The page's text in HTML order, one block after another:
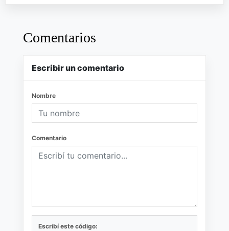
Comentarios
Escribir un comentario
Nombre
Comentario
Escribí este código: